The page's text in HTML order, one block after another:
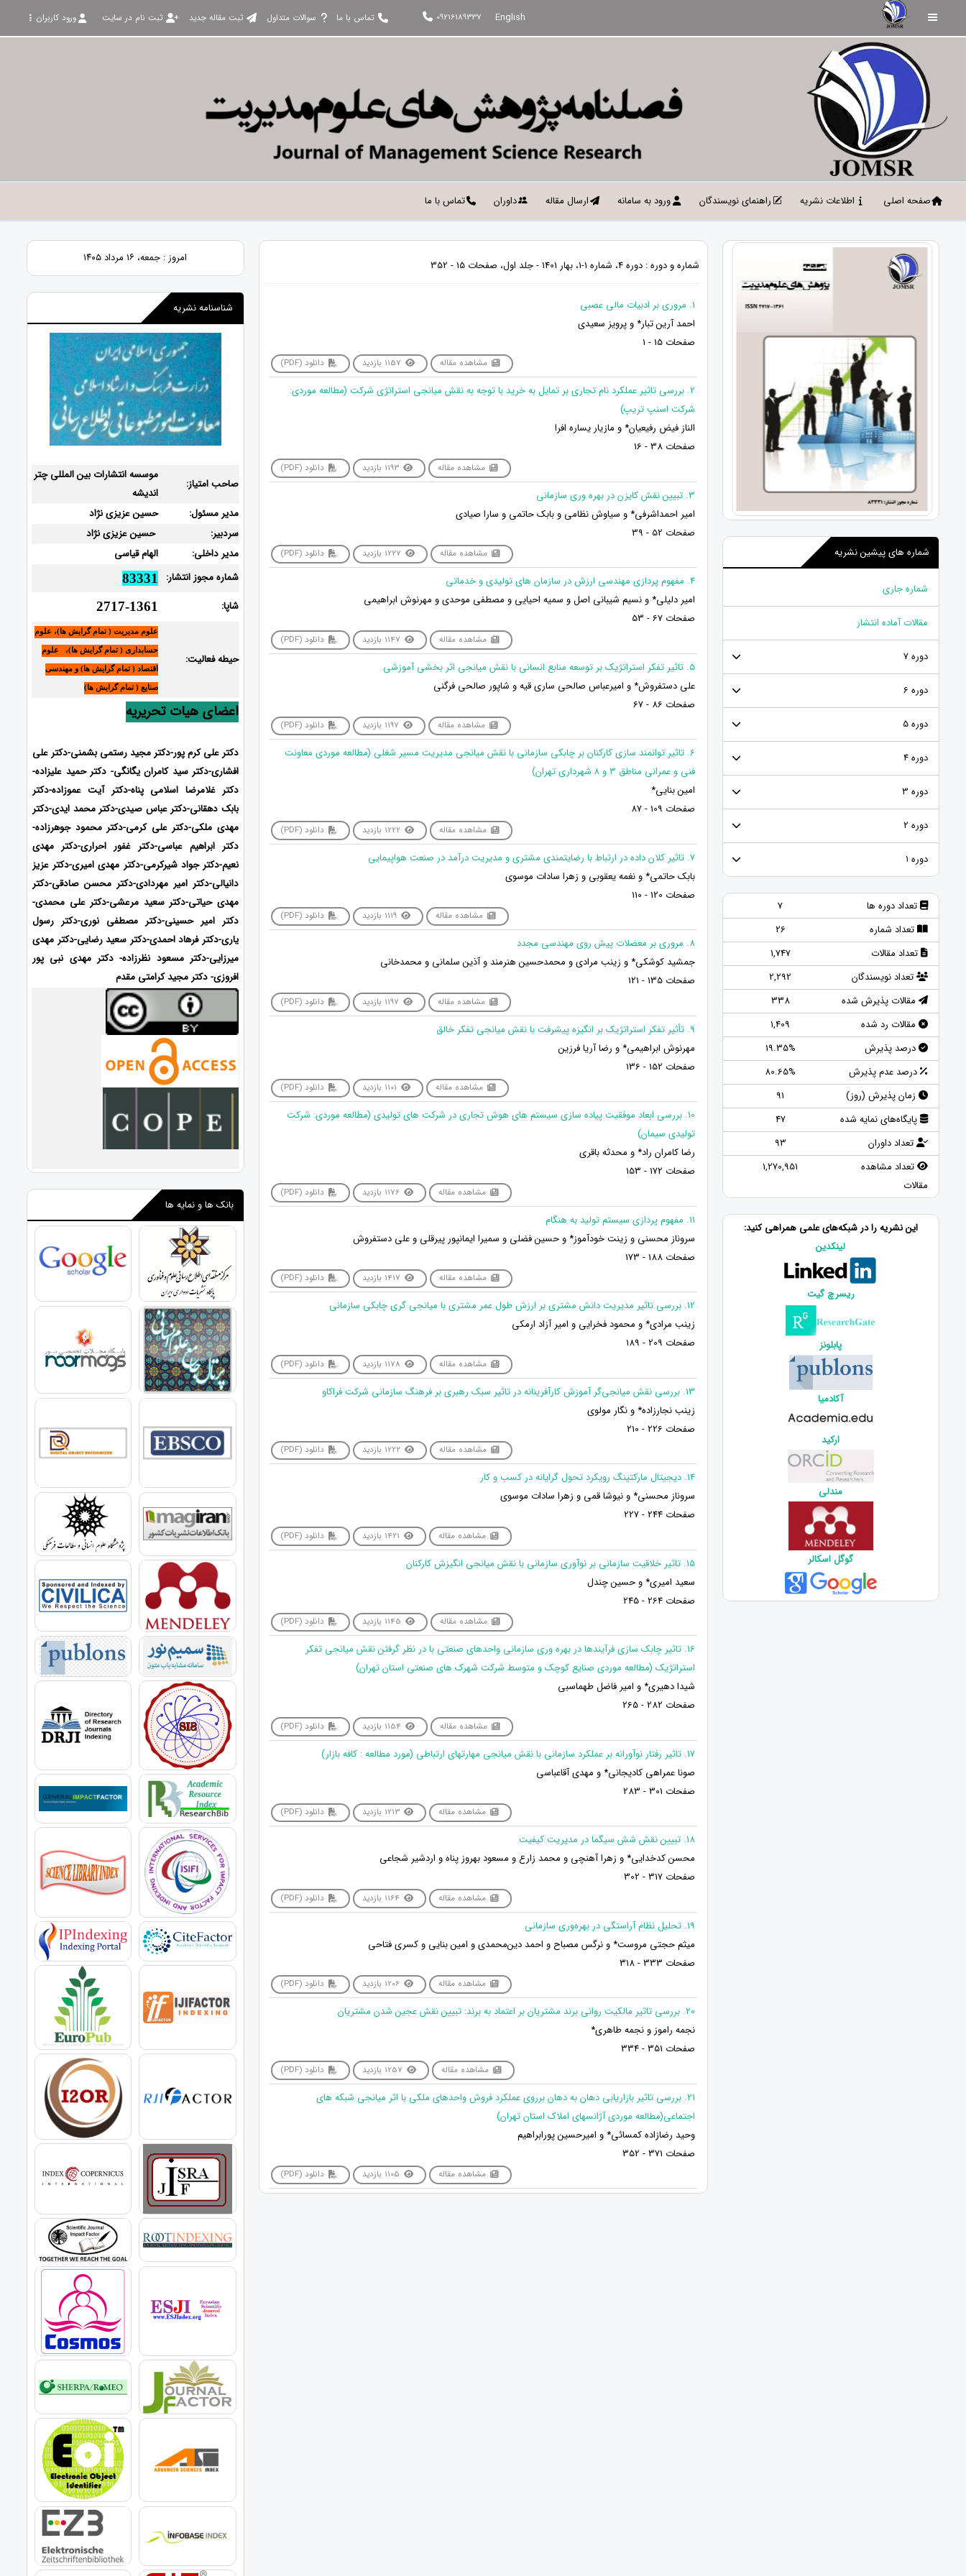
English
09216189337 تماس با ما سوالات متداول ثبت مقاله جدید ثبت نام در سایت ورود کاربران
صفحه اصلی اطلاعات نشریه راهنمای نویسندگان ورود به سامانه ارسال مقاله داوران تماس با ما
شماره های پیشین نشریه
شماره جاری
مقالات آماده انتشار
دوره 7
دوره 6
دوره 5
دوره 4
دوره 3
دوره 2
دوره ۱
تعداد دوره ها
7
تعداد شماره
26
تعداد مقالات
1,747
تعداد نویسندگان
2,292
مقالات پذیرش شده
338
مقالات رد شده
1,409
درصد پذیرش
19.35%
درصد عدم پذیرش
80.65%
زمان پذیرش (روز)
91
پایگاه‌های نمایه شده
47
تعداد داوران
93
تعداد مشاهده
مقالات
1,270,951
این نشریه را در شبکه‌های علمی همراهی کنید:
لینکدین
ریسرچ گیت
پابلونز
آکادمیا
ارکید
مندلی
گوگل اسکالر
شماره و دوره : دوره 4، شماره 1-1، بهار 1401 - جلد اول، صفحات 15 - 352
1. مروری بر ادبیات مالی عصبی
احمد آرین تبار* و پرویز سعیدی
صفحات 15 - 1
مشاهده مقاله 1157 بازدید دانلود (PDF)
2. بررسی تاثیر عملکرد نام تجاری بر تمایل به خرید با توجه به نقش میانجی استراتژی شرکت (مطالعه موردی:
شرکت اسنپ تریپ)
الناز فیض رفیعیان* و مازیار یساره افرا
صفحات 38 - 16
مشاهده مقاله 1193 بازدید دانلود (PDF)
3. تبیین نقش کایزن در بهره وری سازمانی
امیر احمداشرفی* و سیاوش نظامی و بابک حاتمی و سارا صیادی
صفحات 52 - 39
مشاهده مقاله 1227 بازدید دانلود (PDF)
4. مفهوم پردازی مهندسی ارزش در سازمان های تولیدی و خدماتی
امیر دلیلی* و نسیم شیبانی اصل و سمیه احیایی و مصطفی موحدی و مهرنوش ابراهیمی
صفحات 67 - 53
مشاهده مقاله 1147 بازدید دانلود (PDF)
5. تاثیر تفکر استراتژیک بر توسعه منابع انسانی با نقش میانجی اثر بخشی آموزشی
علی دستفروش* و امیرعباس صالحی ساری قیه و شاپور صالحی فرگنی
صفحات 86 - 67
مشاهده مقاله 1197 بازدید دانلود (PDF)
6. تاثیر توانمند سازی کارکنان بر چابکی سازمانی با نقش میانجی مدیریت مسیر شغلی (مطالعه موردی معاونت
فنی و عمرانی مناطق ۳ و ۸ شهرداری تهران)
امین بنایی*
صفحات 109 - 87
مشاهده مقاله 1222 بازدید دانلود (PDF)
7. تاثیر کلان داده در ارتباط با رضایتمندی مشتری و مدیریت درآمد در صنعت هواپیمایی
بابک حاتمی* و نغمه یعقوبی و زهرا سادات موسوی
صفحات 120 - 110
مشاهده مقاله 1119 بازدید دانلود (PDF)
8. مروری بر معضلات پیش روی مهندسی مجدد
جمشید کوشکی* و زینب مرادی و محمدحسین هنرمند و آذین سلمانی و محمدخانی
صفحات 135 - 121
مشاهده مقاله 1197 بازدید دانلود (PDF)
9. تأثیر تفکر استراتژیک بر انگیزه پیشرفت با نقش میانجی تفکر خالق
مهرنوش ابراهیمی* و رضا آریا فرزین
صفحات 152 - 136
مشاهده مقاله 1101 بازدید دانلود (PDF)
10. بررسی ابعاد موفقیت پیاده سازی سیستم های هوش تجاری در شرکت های تولیدی (مطالعه موردی: شرکت
تولیدی سیمان)
رضا کامران راد* و محدثه باقری
صفحات 172 - 153
مشاهده مقاله 1176 بازدید دانلود (PDF)
11. مفهوم پردازی سیستم تولید به هنگام
سروناز محسنی و زینت خودآموز* و حسین فضلی و سمیرا ایمانپور پیرقلی و علی دستفروش
صفحات 188 - 173
مشاهده مقاله 1417 بازدید دانلود (PDF)
12. بررسی تاثیر مدیریت دانش مشتری بر ارزش طول عمر مشتری با میانجی گری چابکی سازمانی
زینب مرادی* و محمود فخرایی و امیر آزاد ارمکی
صفحات 209 - 189
مشاهده مقاله 1178 بازدید دانلود (PDF)
13. بررسی نقش میانجی‌گر آموزش کارآفرینانه در تاثیر سبک رهبری بر فرهنگ سازمانی شرکت فراکاو
زینب نجارزاده* و نگار مولوی
صفحات 226 - 210
مشاهده مقاله 1222 بازدید دانلود (PDF)
14. دیجیتال مارکتینگ رویکرد تحول گرایانه در کسب و کار
سروناز محسنی* و نیوشا قمی و زهرا سادات موسوی
صفحات 244 - 227
مشاهده مقاله 1421 بازدید دانلود (PDF)
15. تاثیر خلاقیت سازمانی بر نوآوری سازمانی با نقش میانجی انگیزش کارکنان
سعید امیری* و حسین چندل
صفحات 264 - 245
مشاهده مقاله 1145 بازدید دانلود (PDF)
16. تاثیر چابک سازی فرآیندها در بهره وری سازمانی واحدهای صنعتی با در نظر گرفتن نقش میانجی تفکر
استراتژیک (مطالعه موردی صنایع کوچک و متوسط شرکت شهرک های صنعتی استان تهران)
شیدا دهیری* و امیر فاضل طهماسبی
صفحات 282 - 265
مشاهده مقاله 1154 بازدید دانلود (PDF)
17. تاثیر رفتار نوآورانه بر عملکرد سازمانی با نقش میانجی مهارتهای ارتباطی (مورد مطالعه : کافه بازار)
صونا عمراهی کادیجانی* و مهدی آقاعباسی
صفحات 301 - 283
مشاهده مقاله 1213 بازدید دانلود (PDF)
18. تبیین نقش شش سیگما در مدیریت کیفیت
محسن کدخدایی* و زهرا آهنچی و محمد زارع و مسعود بهروز پناه و اردشیر شجاعی
صفحات 317 - 302
مشاهده مقاله 1164 بازدید دانلود (PDF)
19. تحلیل نظام آراستگی در بهره‌وری سازمانی
میثم حجتی مروست* و نرگس مصباح و احمد دین‌محمدی و امین بنایی و کسری فتاحی
صفحات 333 - 318
مشاهده مقاله 1206 بازدید دانلود (PDF)
20. بررسی تاثیر مالکیت روانی برند مشتریان بر اعتماد به برند: تبیین نقش عجین شدن مشتریان
نجمه راموز و نجمه طاهری*
صفحات 351 - 334
مشاهده مقاله 1257 بازدید دانلود (PDF)
21. بررسی تاثیر بازاریابی دهان به دهان برروی عملکرد فروش واحدهای ملکی با اثر میانجی شبکه های
اجتماعی(مطالعه موردی آژانسهای املاک استان تهران)
وحید رضازاده کمسائی* و امیرحسین پورابراهیم
صفحات 371 - 352
مشاهده مقاله 1105 بازدید دانلود (PDF)
امروز : جمعه، ۱۶ مرداد ۱۴۰۵
شناسنامه نشریه
صاحب امتیاز:
موسسه انتشارات بین المللی چتر
اندیشه
مدیر مسئول:
حسین عزیزی نژاد
سردبیر:
حسین عزیزی نژاد
مدیر داخلی:
الهام قیاسی
شماره مجوز انتشار:
83331
شاپا:
2717-1361
حیطه فعالیت:
علوم مدیریت ( تمام گرایش ها)، علوم
حسابداری ( تمام گرایش ها)، علوم
اقتصاد ( تمام گرایش ها) و مهندسی
صنایع ( تمام گرایش ها)
اعضای هیات تحریریه
دکتر علی کرم پور-دکتر مجید رستمی بشمنی-دکتر علی
افشاری-دکتر سید کامران یگانگی- دکتر حمید علیزاده-
دکتر غلامرضا اسلامی پناه-دکتر آیت عموزاده-دکتر
بابک دهقانی-دکتر عباس صیدی-دکتر محمد ایدی-دکتر
مهدی ملکی-دکتر علی کرمی-دکتر محمود جوهرزاده-
دکتر ابراهیم عباسی-دکتر غفور احراری-دکتر مهدی
نعیم-دکتر جواد شیرکرمی-دکتر مهدی امیری-دکتر عزیز
دانیالی-دکتر امیر مهردادی-دکتر محسن صادقی-دکتر
مهدی حیاتی-دکتر سعید مرعشی-دکتر علی محمدی-
دکتر امیر حسینی-دکتر مصطفی نوری-دکتر رسول
یاری-دکتر فرهاد احمدی-دکتر سعید رضایی-دکتر مهدی
میرزایی-دکتر مسعود نظرزاده- دکتر مهدی نبی پور
افروزی- دکتر مجید کرامتی مقدم
بانک ها و نمایه ها